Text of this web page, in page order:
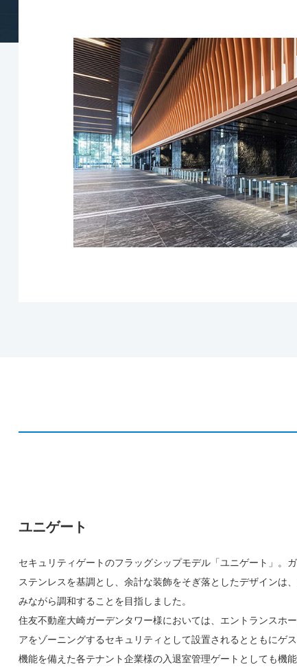
ユニゲート
セキュリティゲートのフラッグシップモデル「ユニゲート」。
ステンレスを基調とし、余計な装飾をそぎ落としたデザインは
みながら調和することを目指しました。
住友不動産大崎ガーデンタワー様においては、エントランスホ
アをゾーニングするセキュリティとして設置されるとともにゲ
機能を備えた各テナント企業様の入退室管理ゲートとしても機能